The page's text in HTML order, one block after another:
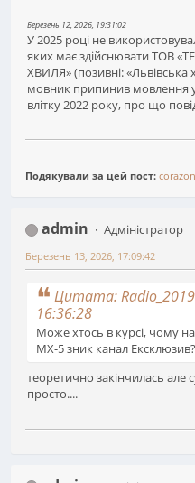
Березень 12, 2026, 19:31:02
У 2025 році не
яких має здійснювати ТОВ
ХВИЛЯ» (позивні: «Львівська
мовник припинив мовлення
влітку 2022 року, про що
Подякували за цей пост: corazon
admin
Адміністратор
Березень 13, 2026, 17:09:42
Цитата:
16:36:28
Може хтось в курсі, чому
MX-5 зник канал
теоретично закінчилась але
просто....